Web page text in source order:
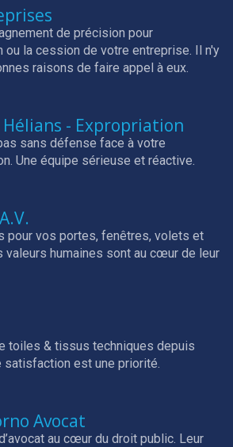
de précision pour
ou la cession de votre entreprise. Il n'y
raisons de faire appel à eux.
- Expropriation
sans défense face à votre
Une équipe sérieuse et réactive.
pour vos portes, fenêtres, volets et
valeurs humaines sont au cœur de leur
toiles & tissus techniques depuis
satisfaction est une priorité.
Avocat
au cœur du droit public. Leur